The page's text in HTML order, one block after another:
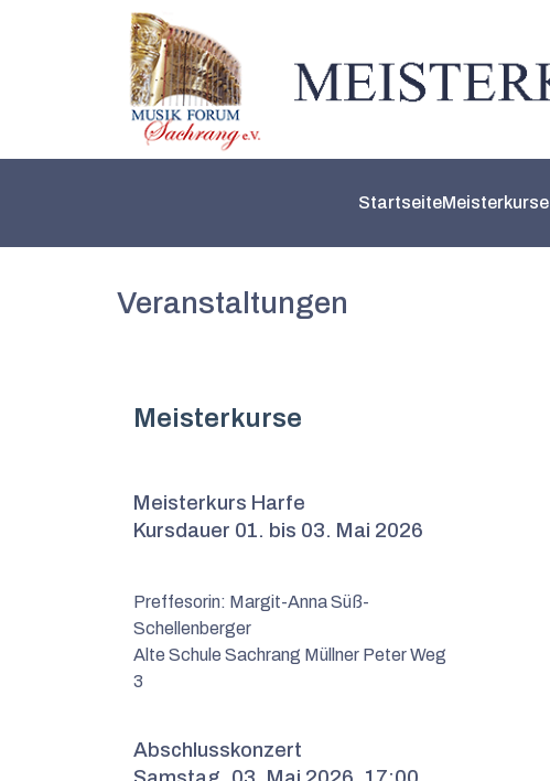
StartseiteMeisterkurse
Veranstaltungen
Meisterkurse
Meisterkurs Harfe
Kursdauer 01. bis 03. Mai 2026
Preffesorin: Margit-Anna Süß-
Schellenberger
Alte Schule Sachrang Müllner Peter Weg
3
Abschlusskonzert